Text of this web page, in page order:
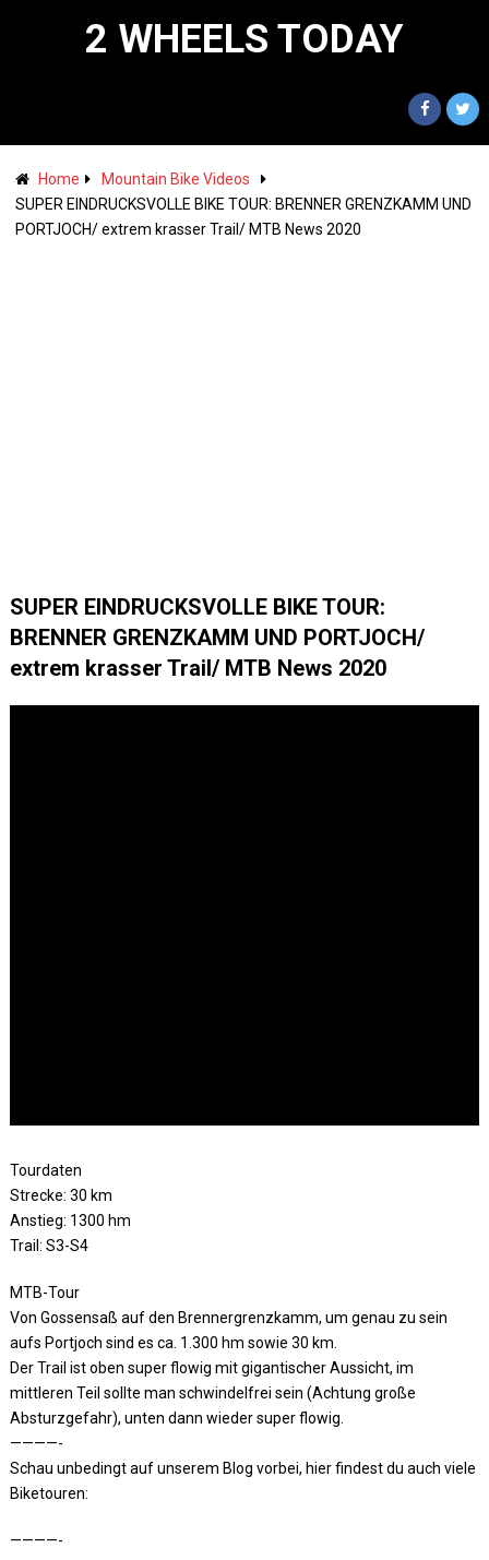
2 WHEELS TODAY
Home
Mountain Bike Videos
SUPER EINDRUCKSVOLLE BIKE TOUR: BRENNER GRENZKAMM UND
PORTJOCH/ extrem krasser Trail/ MTB News 2020
SUPER EINDRUCKSVOLLE BIKE TOUR:
BRENNER GRENZKAMM UND PORTJOCH/
extrem krasser Trail/ MTB News 2020
Tourdaten
Strecke: 30 km
Anstieg: 1300 hm
Trail: S3-S4
MTB-Tour
Von Gossensaß auf den Brennergrenzkamm, um genau zu sein
aufs Portjoch sind es ca. 1.300 hm sowie 30 km.
Der Trail ist oben super flowig mit gigantischer Aussicht, im
mittleren Teil sollte man schwindelfrei sein (Achtung große
Absturzgefahr), unten dann wieder super flowig.
————-
Schau unbedingt auf unserem Blog vorbei, hier findest du auch viele
Biketouren:
————-